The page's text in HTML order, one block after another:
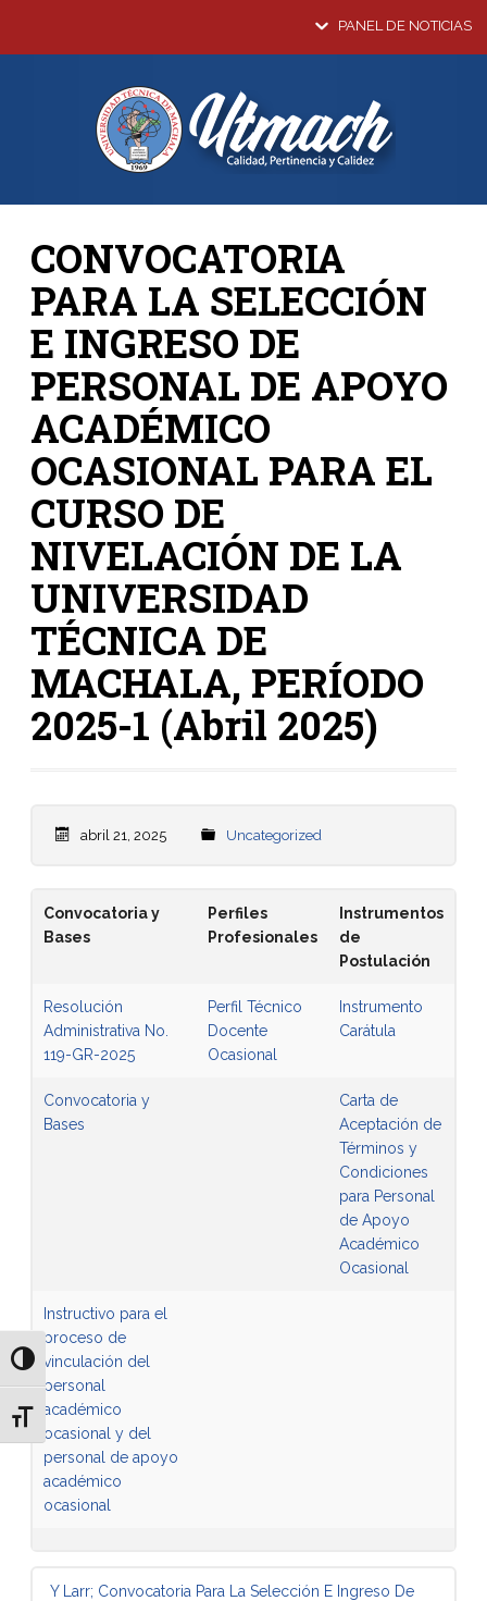
Alternar alto contraste
Alternar tamaño de letra
PANEL DE NOTICIAS
CONVOCATORIA
PARA LA SELECCIÓN
E INGRESO DE
PERSONAL DE APOYO
ACADÉMICO
OCASIONAL PARA EL
CURSO DE
NIVELACIÓN DE LA
UNIVERSIDAD
TÉCNICA DE
MACHALA, PERÍODO
2025-1 (Abril 2025)
abril 21, 2025 Uncategorized
Convocatoria y
Bases
Perfiles
Profesionales
Instrumentos
de
Postulación
Resolución
Administrativa No.
119-GR-2025
Perfil Técnico
Docente
Ocasional
Instrumento
Carátula
Convocatoria y
Bases
Carta de
Aceptación de
Términos y
Condiciones
para Personal
de Apoyo
Académico
Ocasional
Instructivo para el
proceso de
vinculación del
personal
académico
ocasional y del
personal de apoyo
académico
ocasional
Mensaje de navegación
Y Larr; Convocatoria Para La Selección E Ingreso De